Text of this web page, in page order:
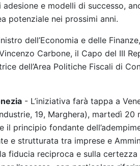
e modelli di successo,
potenziale nei prossimi anni.
dell’Economia e delle
Carbone, il Capo del III
dell’Area Politiche Fiscali di
- L’iniziativa farà tappa a
19, Marghera), martedì
il principio fondante
e strutturata tra imprese e
fiducia reciproca e sulla